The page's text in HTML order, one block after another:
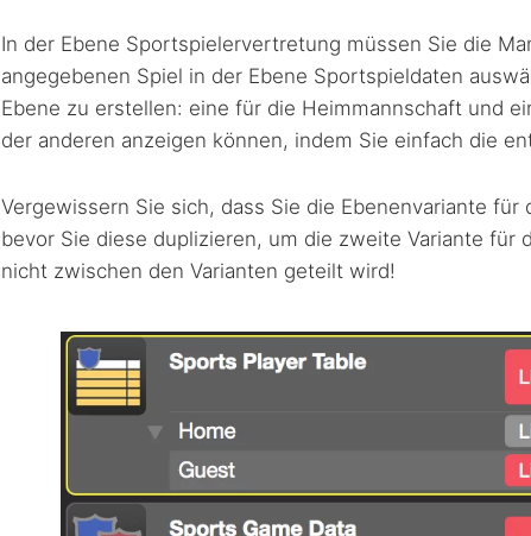
In der Ebene Sportspielervertretung müssen Sie die
angegebenen Spiel in der Ebene Sportspieldaten
Ebene zu erstellen: eine für die Heimmannschaft und
der anderen anzeigen können, indem Sie einfach die
Vergewissern Sie sich, dass Sie die Ebenenvariante
bevor Sie diese duplizieren, um die zweite Variante für
nicht zwischen den Varianten geteilt wird!